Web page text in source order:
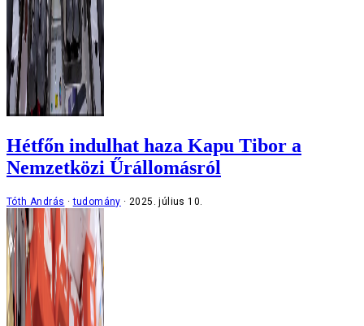
Hétfőn indulhat haza Kapu Tibor a
Nemzetközi Űrállomásról
Tóth András tudomány 2025. július 10.